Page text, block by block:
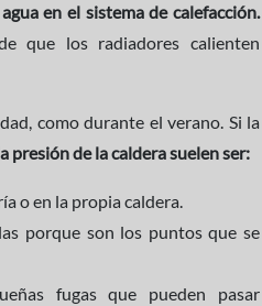
en el sistema de calefacción.
que los radiadores calienten
como durante el verano. Si la
presión de la caldera suelen ser:
o en la propia caldera.
porque son los puntos que se
fugas que pueden pasar